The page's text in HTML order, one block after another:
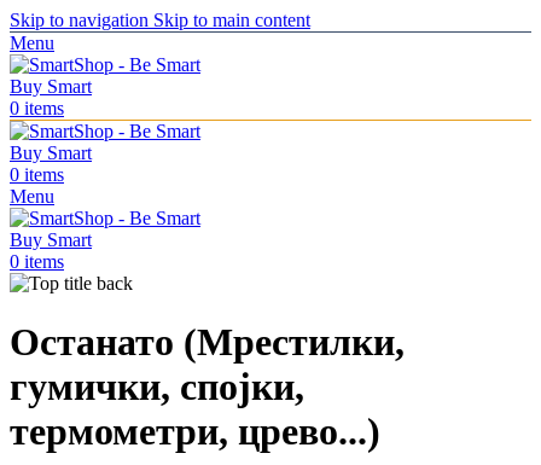
Skip to navigation Skip to main content
Menu
0 items
0 items
Menu
0 items
Останато (Мрестилки,
гумички, спојки,
термометри, црево...)